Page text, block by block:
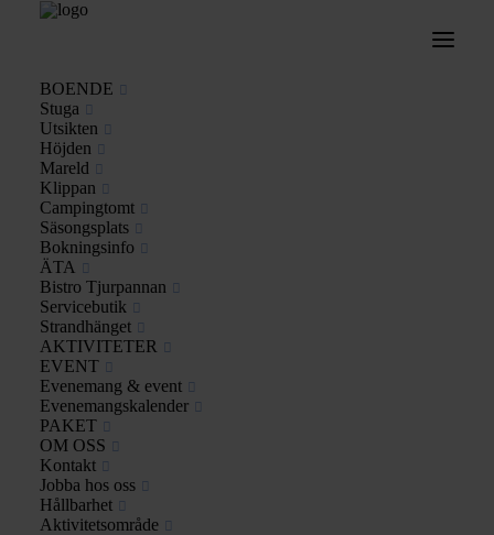
BOENDE
Stuga
Utsikten
Höjden
Mareld
Klippan
Campingtomt
Säsongsplats
Bokningsinfo
ÄTA
Bistro Tjurpannan
Servicebutik
Strandhänget
AKTIVITETER
EVENT
Evenemang & event
Evenemangskalender
PAKET
OM OSS
Kontakt
Jobba hos oss
Hållbarhet
Aktivitetsområde
1 evenemang har hittats.